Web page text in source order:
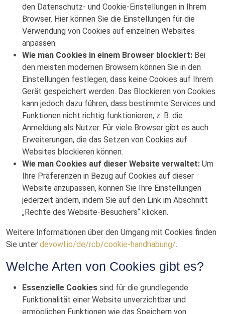
den Datenschutz- und Cookie-Einstellungen in Ihrem
Browser. Hier können Sie die Einstellungen für die
Verwendung von Cookies auf einzelnen Websites
anpassen.
Wie man Cookies in einem Browser blockiert: Bei
den meisten modernen Browsern können Sie in den
Einstellungen festlegen, dass keine Cookies auf Ihrem
Gerät gespeichert werden. Das Blockieren von Cookies
kann jedoch dazu führen, dass bestimmte Services und
Funktionen nicht richtig funktionieren, z. B. die
Anmeldung als Nutzer. Für viele Browser gibt es auch
Erweiterungen, die das Setzen von Cookies auf
Websites blockieren können.
Wie man Cookies auf dieser Website verwaltet: Um
Ihre Präferenzen in Bezug auf Cookies auf dieser
Website anzupassen, können Sie Ihre Einstellungen
jederzeit ändern, indem Sie auf den Link im Abschnitt
„Rechte des Website-Besuchers“ klicken.
Weitere Informationen über den Umgang mit Cookies finden
Sie unter devowl.io/de/rcb/cookie-handhabung/.
Welche Arten von Cookies gibt es?
Essenzielle Cookies sind für die grundlegende
Funktionalität einer Website unverzichtbar und
ermöglichen Funktionen wie das Speichern von